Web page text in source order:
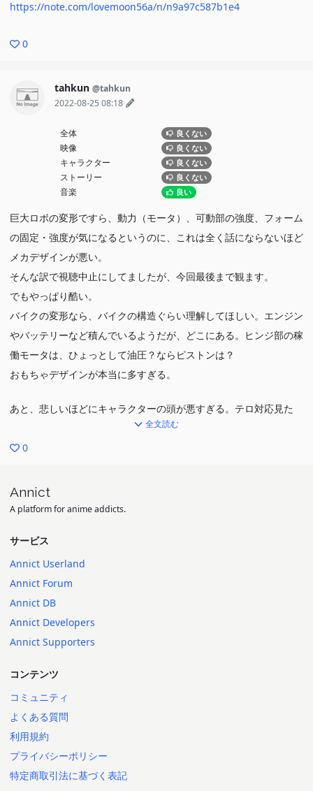
https://note.com/lovemoon56a/n/n9a97c587b1e4
0
tahkun @tahkun
2022-08-25 08:18
全体 良くない
映像 良くない
キャラクター 良くない
ストーリー 良くない
音楽 良い
巨大ロボの変形ですら、動力（モータ）、可動部の強度、フォーム
の固定・強度が気になるというのに、これは全く話にならないほど
メカデザインが悪い。
そんな訳で視聴中止にしてましたが、今回最後まで観ます。
でもやっぱり酷い。
バイクの変形なら、バイクの構造ぐらい理解してほしい。エンジン
やバッテリーなど積んでいるようだが、どこにある。ヒンジ部の稼
働モータは、ひょっとして油圧？ならピストンは？
おもちゃデザインが本当に多すぎる。
あと、悲しいほどにキャラクターの頭が悪すぎる。テロ対応見た
ら、相手がやばい奴らだとバカでもわかる。
それを殺されに行くような回があったり、正面決戦したり、何を見
全文読む
0
Annict
A platform for anime addicts.
サービス
Annict Userland
Annict Forum
Annict DB
Annict Developers
Annict Supporters
コンテンツ
コミュニティ
よくある質問
利用規約
プライバシーポリシー
特定商取引法に基づく表記